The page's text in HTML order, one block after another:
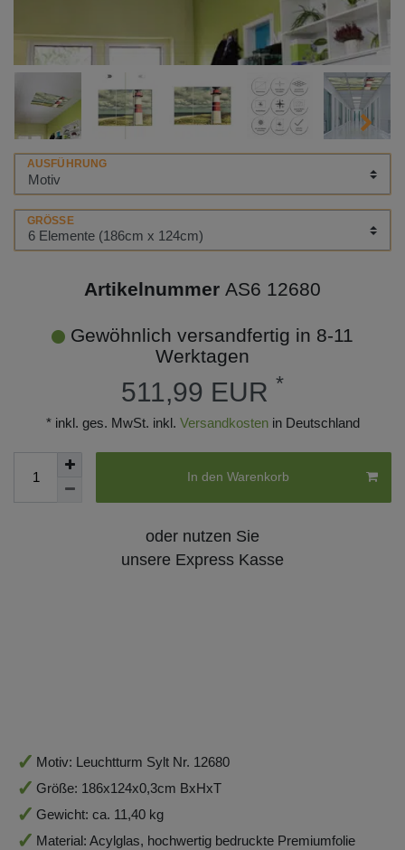
AUSFÜHRUNG
GRÖSSE
Artikelnummer AS6 12680
Gewöhnlich versandfertig in 8-11
Werktagen
511,99 EUR *
* inkl. ges. MwSt. inkl. Versandkosten in Deutschland
In den Warenkorb
oder nutzen Sie
unsere Express Kasse
Motiv: Leuchtturm Sylt Nr. 12680
Größe: 186x124x0,3cm BxHxT
Gewicht: ca. 11,40 kg
Material: Acylglas, hochwertig bedruckte Premiumfolie